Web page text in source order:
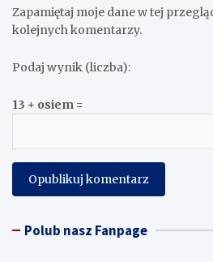
Zapamiętaj moje dane w tej
kolejnych komentarzy.
Podaj wynik (liczba):
13 + osiem =
Polub nasz Fanpage